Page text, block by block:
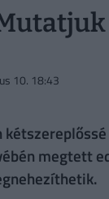
10. 18:43
megtett